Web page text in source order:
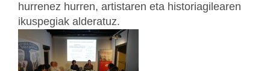
hurrenez hurren, artistaren eta historiagilearen
ikuspegiak alderatuz.